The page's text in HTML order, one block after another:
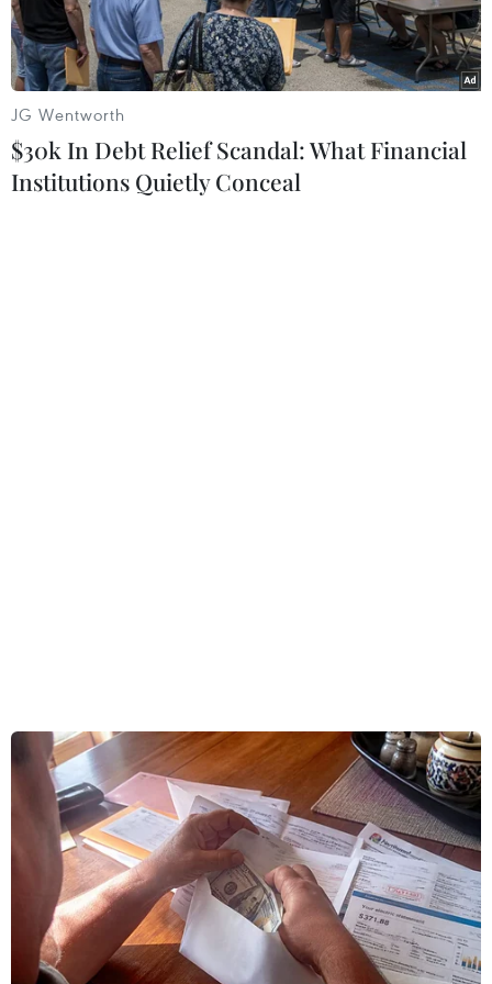
gia trên toàn châu Á, AFC đã có cuộc họp với
Liên đoàn bóng đá thế giới (FIFA) và đưa ra
quyết định hoãn các trận đấu trong tháng
3/2020 tại vòng loại thứ hai World Cup 2022 khu
vực châu Á, cũng như các trận đấu tại AFC
Champions League và AFC Cup năm 2020 khu
vực Tây Á.
JG Wentworth
$30k In Debt Relief Scandal: What Financial
Institutions Quietly Conceal